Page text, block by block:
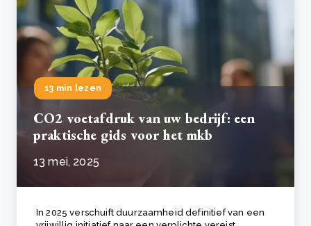
13 min lezen
CO2 voetafdruk van uw bedrijf: een
praktische gids voor het mkb
13 mei, 2025
In 2025 verschuift duurzaamheid definitief van een